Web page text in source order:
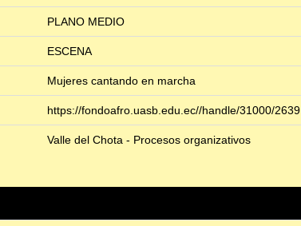
PLANO MEDIO
ESCENA
Mujeres cantando en marcha
https://fondoafro.uasb.edu.ec//handle/31000/2639
Valle del Chota - Procesos organizativos